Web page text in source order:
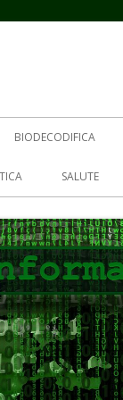
BIODECODIFICA
SALUTE